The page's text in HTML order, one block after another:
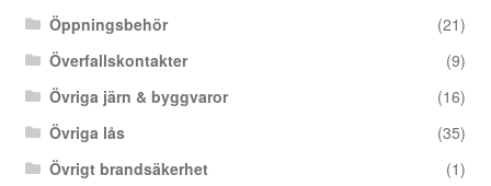
Öppningsbehör
(21)
Överfallskontakter
(9)
Övriga järn & byggvaror
(16)
Övriga lås
(35)
Övrigt brandsäkerhet
(1)